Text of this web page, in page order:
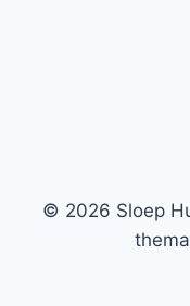
© 2026 Sloep